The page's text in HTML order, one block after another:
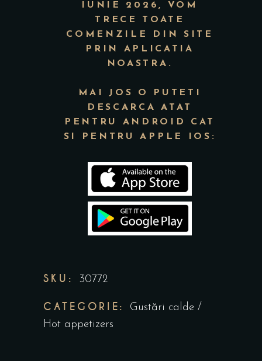
IUNIE 2026, VOM
TRECE TOATE
COMENZILE DIN SITE
PRIN APLICATIA
NOASTRA.
MAI JOS O PUTETI
DESCARCA ATAT
PENTRU ANDROID CAT
SI PENTRU APPLE IOS:
SKU: 30772
CATEGORIE:
Gustări calde /
Hot appetizers